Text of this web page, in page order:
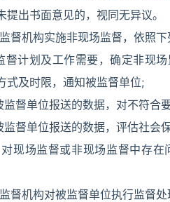
提出书面意见的，视同无异议。
督机构实施非现场监督，依照下
督计划及工作需要，确定非现
式及时限，通知被监督单位;
监督单位报送的数据，对不符合
督单位报送的数据，评估社会
现场监督或非现场监督中存
督机构对被监督单位执行监督处